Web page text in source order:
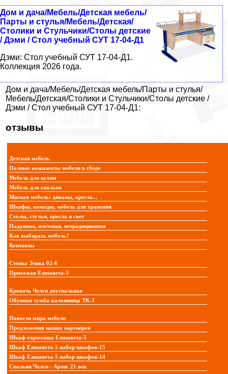
Дом и дача/Мебель/Детская мебель/
Парты и стулья/Мебель/Детская/
Столики и Стульчики/Столы детские
/ Дэми / Стол учебный СУТ 17-04-Д1
Дэми: Стол учебный СУТ 17-04-Д1.
Коллекция 2026 года.
Дом и дача/Мебель/Детская мебель/Парты и стулья/
Мебель/Детская/Столики и Стульчики/Столы детские /
Дэми / Стол учебный СУТ 17-04-Д1:
отзывы
Детская мебель
Полные комплекты мебели в сборе
Мебель для кухни
Мебель для спальни
Мягкая мебель: диваны, кресла...
Шкафы, комоды, мебель для хранения
Столы, стулья, кресла и свет
Надувная, плетеная, нетрадиционная
Как выбирать мебель?
Контакты
Стенка Элика 02-6
Прихожая Елизавета-3
Кровать Челси двуспальная
Обувная тумба-калошница ТК-3
Новости мира мебели
Предложения наших партнеров
Шкаф-гармошка Елизавета-5
Шкаф Елизавета-5 набор шкафов-15
Шкаф Елизавета-5 набор шкафов-14
Спальня Челси - Артис 21 век